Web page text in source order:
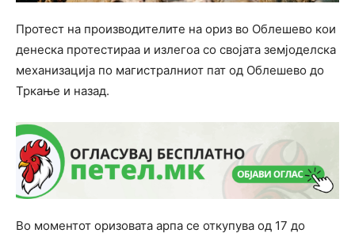
Протест на производителите на oриз во Облешево кои
денеска протестираа и излегоа со својата земјоделска
механизација по магистралниот пат од Облешево до
Тркање и назад.
Во моментот оризовата арпа се откупува од 17 до